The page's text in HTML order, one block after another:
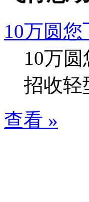
10万圆您
10万
招收轻
查看 »